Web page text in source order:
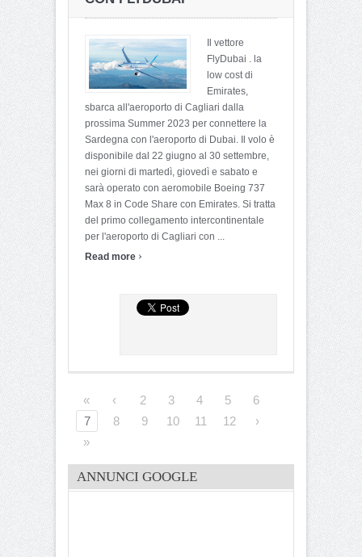
Il vettore
FlyDubai . la
low cost di
Emirates,
sbarca all'aeroporto di Cagliari dalla
prossima Summer 2023 per connettere la
Sardegna con l'aeroporto di Dubai. Il volo è
disponibile dal 22 giugno al 30 settembre,
nei giorni di martedì, giovedì e sabato e
sarà operato con aeromobile Boeing 737
Max 8 in Code Share con Emirates. Si tratta
del primo collegamento intercontinentale
per l'aeroporto di Cagliari con ...
Read more ›
« ‹ 2 3 4 5
6
7
8 9 10 11 12
›
»
ANNUNCI GOOGLE